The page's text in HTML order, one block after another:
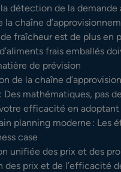
détection de la demande
la chaîne
fraîcheur est de plus en
frais emballés
de prévision
de la chaîne
Des mathématiques, pas
efficacité en adoptant
planning moderne : Les
case
unifiée des prix et des
des prix et de l’efficacité